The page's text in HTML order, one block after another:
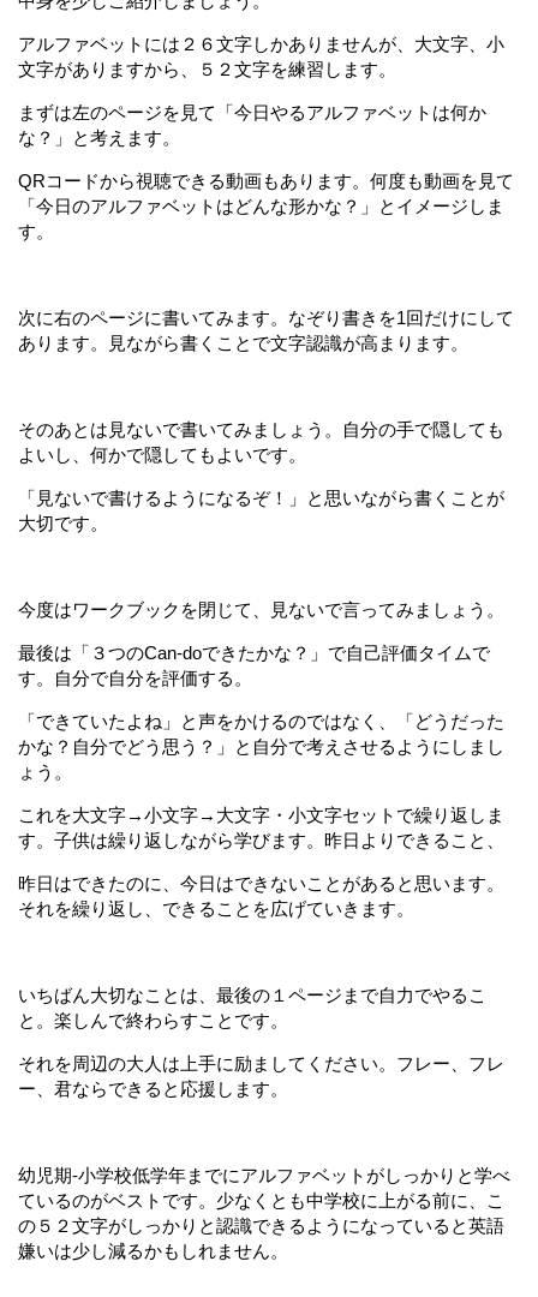
アルファベットには２６文字しかありませんが、大文字、小
文字がありますから、５２文字を練習します。
まずは左のページを見て「今日やるアルファベットは何か
な？」と考えます。
QRコードから視聴できる動画もあります。何度も動画を見て
「今日のアルファベットはどんな形かな？」とイメージしま
す。
次に右のページに書いてみます。なぞり書きを1回だけにして
あります。見ながら書くことで文字認識が高まります。
そのあとは見ないで書いてみましょう。自分の手で隠しても
よいし、何かで隠してもよいです。
「見ないで書けるようになるぞ！」と思いながら書くことが
大切です。
今度はワークブックを閉じて、見ないで言ってみましょう。
最後は「３つのCan-doできたかな？」で自己評価タイムで
す。自分で自分を評価する。
「できていたよね」と声をかけるのではなく、「どうだった
かな？自分でどう思う？」と自分で考えさせるようにしまし
ょう。
これを大文字→小文字→大文字・小文字セットで繰り返しま
す。子供は繰り返しながら学びます。昨日よりできること、
昨日はできたのに、今日はできないことがあると思います。
それを繰り返し、できることを広げていきます。
いちばん大切なことは、最後の１ページまで自力でやるこ
と。楽しんで終わらすことです。
それを周辺の大人は上手に励ましてください。フレー、フレ
ー、君ならできると応援します。
幼児期-小学校低学年までにアルファベットがしっかりと学べ
ているのがベストです。少なくとも中学校に上がる前に、こ
の５２文字がしっかりと認識できるようになっていると英語
嫌いは少し減るかもしれません。